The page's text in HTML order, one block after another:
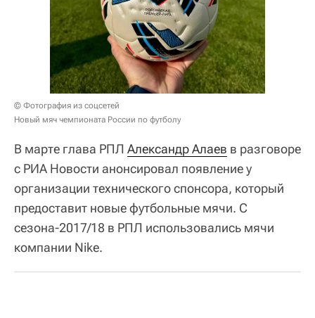
© Фотография из соцсетей
Новый мяч чемпионата России по футболу
В марте глава РПЛ Александр Алаев в разговоре
с РИА Новости анонсировал появление у
организации технического спонсора, который
предоставит новые футбольные мячи. С
сезона-2017/18 в РПЛ использовались мячи
компании Nike.